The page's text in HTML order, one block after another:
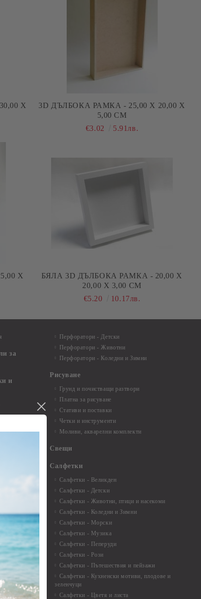
Х
3D ДЪЛБОКА РАМКА - 25,00 Х 20,00 Х
5,00 СМ
€3.02
5.91лв.
Х
БЯЛА 3D ДЪЛБОКА РАМКА - 20,00 Х
20,00 Х 3,00 СМ
€5.20
10.17лв.
за
и
за
- 3мм -
Перфоратори - Детски
Перфоратори - Животни
Перфоратори - Коледни и Зимни
Рисуване
Грунд и почистващи разтвори
Платна за рисуване
Стативи и поставки
Четки и инструменти
Моливи, акварелни комплекти
Свещи
Салфетки
Салфетки - Великден
Салфетки - Детски
Салфетки - Животни, птици и насекоми
Салфетки - Коледни и Зимни
Салфетки - Морски
Салфетки - Музика
Салфетки - Пеперуди
Салфетки - Рози
Салфетки - Пътешествия и пейзажи
Салфетки - Кухненски мотиви, плодове и
зеленчуци
Салфетки - Цветя и листа